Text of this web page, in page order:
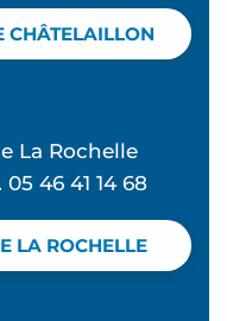
CHÂTELAILLON
La Rochelle
46 41 14 68
LA ROCHELLE